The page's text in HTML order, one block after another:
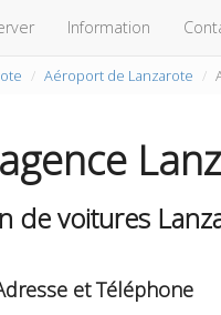
Information
Aéroport de Lanzarote
de voitures
et Téléphone